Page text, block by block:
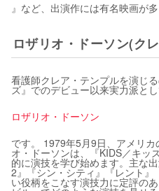
』など、出演作には有名映画が多
ロザリオ・ドーソン(ク
看護師クレア・テンプルを演じ
ズ』でのデビュー以来実力派と
ロザリオ・ドーソン
です。 1979年5月9日、アメリ
オ・ドーソンは、『KIDS／キッ
的に演技を学び始めます。主な
2』『シン・シティ』『レント
い役柄をこなす演技力に定評の